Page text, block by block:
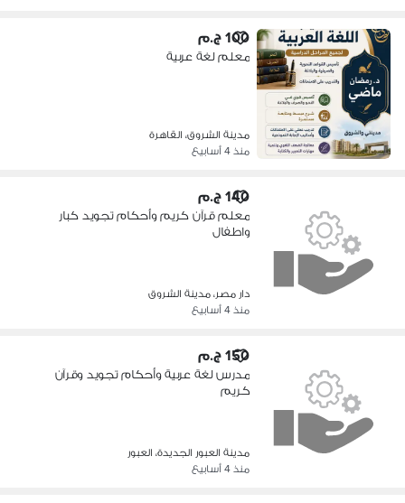
100 ج.م
معلم لغة عربية
مدينة الشروق، القاهرة
منذ 4 أسابيع
140 ج.م
معلم قرآن كريم وأحكام تجويد كبار
واطفال
دار مصر، مدينة الشروق
منذ 4 أسابيع
150 ج.م
مدرس لغة عربية وأحكام تجويد وقرآن
كريم
مدينة العبور الجديدة، العبور
منذ 4 أسابيع